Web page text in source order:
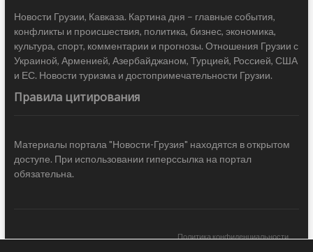
Новости Грузии, Кавказа. Картина дня – главные события,
конфликты и происшествия, политика, бизнес, экономика,
культура, спорт, комментарии и прогнозы. Отношения Грузии с
Украиной, Арменией, Азербайджаном, Турцией, Россией, США
и ЕС. Новости туризма и достопримечательности Грузии.
Правила цитирования
Материалы портала "Новости-Грузия" находятся в открытом
доступе. При использовании гиперссылка на портал
обязательна.
Политика конфиденциальности